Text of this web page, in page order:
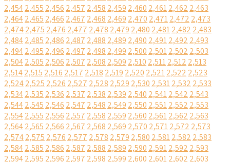
2,4542,455 2,456 2,457 2,458 2,459 2,460 2,4612,462 2,463
2,4642,465 2,466 2,467 2,468 2,469 2,470 2,4712,472 2,473
2,4742,475 2,476 2,477 2,478 2,479 2,480 2,4812,482 2,483
2,4842,485 2,486 2,487 2,488 2,489 2,490 2,4912,492 2,493
2,4942,495 2,496 2,497 2,498 2,499 2,500 2,5012,502 2,503
2,5042,505 2,506 2,507 2,508 2,509 2,510 2,5112,512 2,513
2,5142,515 2,516 2,517 2,518 2,519 2,520 2,5212,522 2,523
2,5242,525 2,526 2,527 2,528 2,529 2,530 2,5312,532 2,533
2,5342,535 2,536 2,537 2,538 2,539 2,540 2,5412,542 2,543
2,5442,545 2,546 2,547 2,548 2,549 2,550 2,5512,552 2,553
2,5542,555 2,556 2,557 2,558 2,559 2,560 2,5612,562 2,563
2,5642,565 2,566 2,567 2,568 2,569 2,570 2,5712,572 2,573
2,5742,575 2,576 2,577 2,578 2,579 2,580 2,5812,582 2,583
2,5842,585 2,586 2,587 2,588 2,589 2,590 2,5912,592 2,593
2,5942,595 2,596 2,597 2,598 2,599 2,600 2,6012,602 2,603